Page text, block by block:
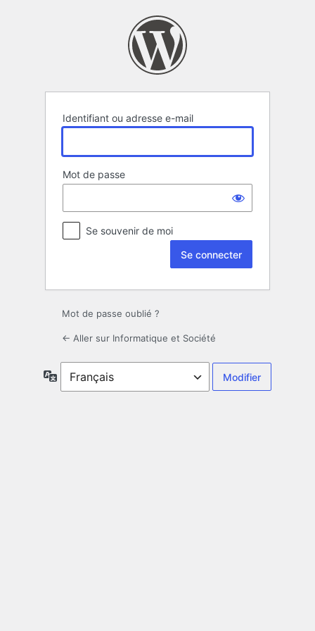
Identifiant ou adresse e-mail
Mot de passe
Se souvenir de moi
Mot de passe oublié ?
← Aller sur Informatique et Société
Langue